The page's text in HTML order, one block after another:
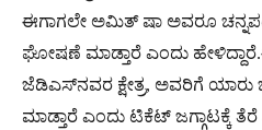
ಈಗಾಗಲೇ ಅಮಿತ್ ಷಾ ಅವರೂ
ಘೋಷಣೆ ಮಾಡ್ತಾರೆ ಎಂದು
ಜೆಡಿಎಸ್‌ನವರ ಕ್ಷೇತ್ರ, ಅವರಿಗೆ
ಮಾಡ್ತಾರೆ ಎಂದು ಟಿಕೆಟ್ ಜಗ್ಗಾಟಕ್ಕೆ